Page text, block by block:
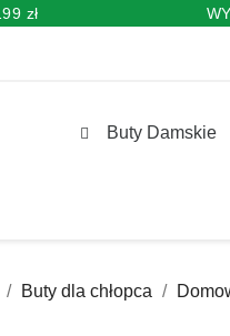
zł
Buty Damskie
Buty dla chłopca